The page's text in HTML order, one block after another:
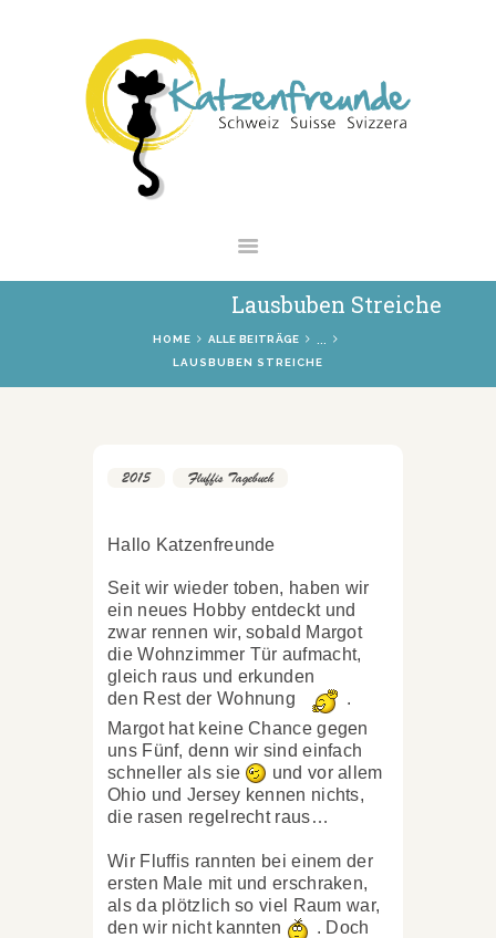
Lausbuben Streiche
HOME ALLE BEITRÄGE
LAUSBUBEN STREICHE
NEWS
VERMITTLUNG
INTERESSANTES
SHOP
2015 Fluffis Tagebuch
Hallo Katzenfreunde
Seit wir wieder toben, haben wir
ein neues Hobby entdeckt und
zwar rennen wir, sobald Margot
die Wohnzimmer Tür aufmacht,
gleich raus und erkunden
den Rest der Wohnung
.
Margot hat keine Chance gegen
uns Fünf, denn wir sind einfach
schneller als sie
und vor allem
Ohio und Jersey kennen nichts,
die rasen regelrecht raus…
Wir Fluffis rannten bei einem der
ersten Male mit und erschraken,
als da plötzlich so viel Raum war,
den wir nicht kannten
. Doch